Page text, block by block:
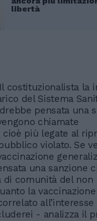
libertà
costituzionalista la
del Sistema
pensata una
chiamate
cioè più legate al
violato. Se
una sanzione
di comunità del non
la
- analizza il